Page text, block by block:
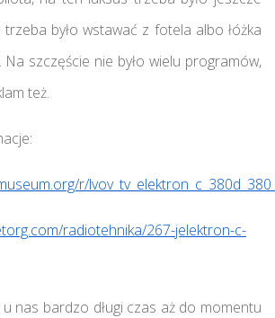
było wstawać z fotela albo łóżka
Na szczęście nie było wielu programów,
też.
r/
radiotehnika/267-jelektron-c-
nas bardzo długi czas aż do momentu